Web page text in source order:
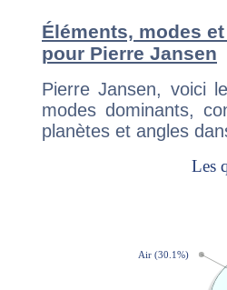
Éléments, modes
pour Pierre Jansen
Pierre Jansen, voici
modes dominants,
planètes et angles